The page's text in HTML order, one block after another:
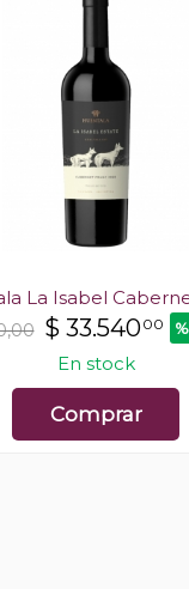
La Isabel
$ 33.54000
En stock
Comprar